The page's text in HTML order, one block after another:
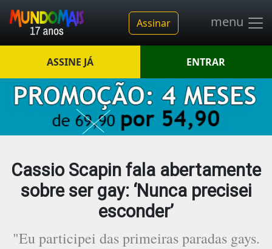
Assinar menu
ASSINE JÁ ENTRAR
Cassio Scapin fala abertamente
sobre ser gay: ‘Nunca precisei
esconder’
"Eu participei das primeiras paradas gays.